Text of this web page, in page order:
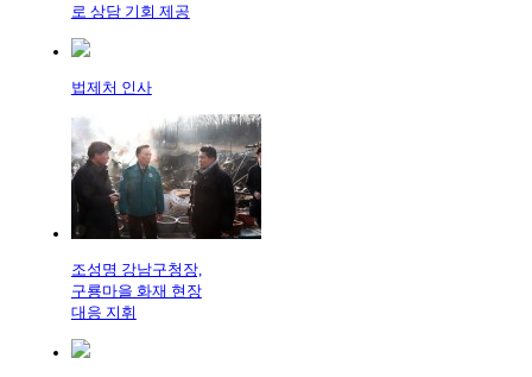
로 상담 기회 제공
법제처 인사
조성명 강남구청장,
구룡마을 화재 현장
대응 지휘